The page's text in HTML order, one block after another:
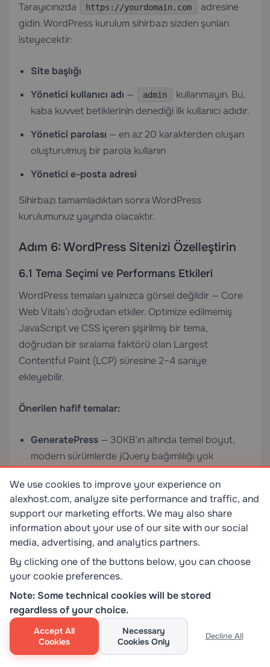
Tarayıcınızda https://yourdomain.com
adresine
gidin. WordPress kurulum sihirbazı sizden şunları
isteyecektir:
Site başlığı
Yönetici kullanıcı adı — admin
kullanmayın. Bu,
kaba kuvvet betiklerinin denediği ilk kullanıcı adıdır.
Yönetici parolası — en az 20 karakterden oluşan
oluşturulmuş bir parola kullanın
Yönetici e-posta adresi
Sihirbazı tamamladıktan sonra WordPress
kurulumunuz yayında olacaktır.
Adım 6: WordPress Sitenizi Özelleştirin
6.1 Tema Seçimi ve Performans Etkileri
WordPress temaları yalnızca görsel değildir — Core
Web Vitals’ı doğrudan etkiler. Optimize edilmemiş
JavaScript ve CSS içeren şişirilmiş bir tema,
doğrudan bir sıralama faktörü olan Largest
Contentful Paint (LCP) süresine 2–4 saniye
ekleyebilir.
Önerilen hafif temalar:
GeneratePress — 30KB’ın altında temel boyut,
modern sürümlerde jQuery bağımlılığı yok
Kadence— blok tabanlı, mükemmel FSE (Full Site
Editing) desteği
Astra— popüler, iyi belgelenmiş, kapsamlı
Elementor entegrasyonu
TemalarıGörünüm > Temalar > Yeni Ekleüzerinden
veya WP-CLI aracılığıyla kurun:
wp theme install generatepress --activate
We use cookies to improve your experience on
alexhost.com, analyze site performance and traffic, and
support our marketing efforts. We may also share
information about your use of our site with our social
media, advertising, and analytics partners.
By clicking one of the buttons below, you can choose
your cookie preferences.
Note: Some technical cookies will be stored
regardless of your choice.
Accept All
Cookies
Necessary
Cookies Only
Decline All